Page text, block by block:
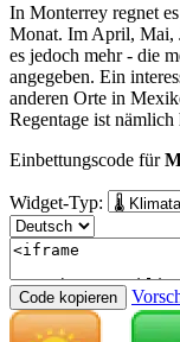
In Monterrey regnet
Monat. Im April, Mai,
es jedoch mehr - die
angegeben. Ein
anderen Orte in
Regentage ist
Einbettungscode für
Widget-Typ:
Code kopieren